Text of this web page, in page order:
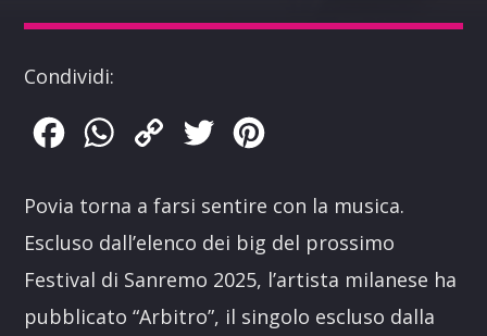
Condividi:
FacebookWhatsApp
Copy
Twitter
Povia torna a farsi sentire con la musica.
Escluso dall’elenco dei big del prossimo
Festival di Sanremo 2025, l’artista milanese ha
pubblicato “Arbitro”, il singolo escluso dalla